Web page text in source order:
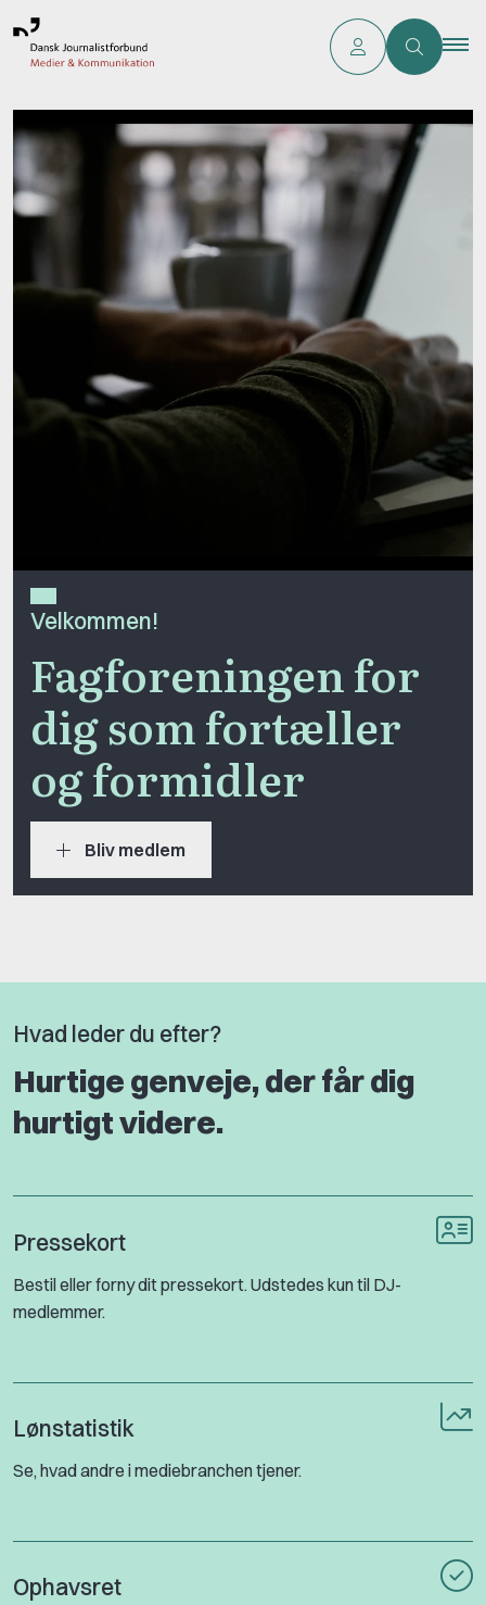
Velkommen!
Fagforeningen for
dig som fortæller
og formidler
Bliv medlem
Hvad leder du efter?
Hurtige genveje, der får dig
hurtigt videre.
Pressekort
Bestil eller forny dit pressekort. Udstedes kun til DJ-
medlemmer.
Lønstatistik
Se, hvad andre i mediebranchen tjener.
Ophavsret